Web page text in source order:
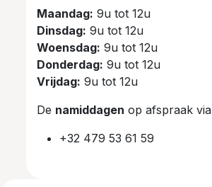
Maandag: 9u tot 12u
Dinsdag: 9u tot 12u
Woensdag: 9u tot 12u
Donderdag: 9u tot 12u
Vrijdag: 9u tot 12u
De namiddagen op afspraak via
+32 479 53 61 59